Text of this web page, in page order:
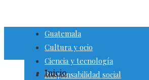
Guatemala
Cultura y ocio
Ciencia y tecnología
Responsabilidad social
Inicio